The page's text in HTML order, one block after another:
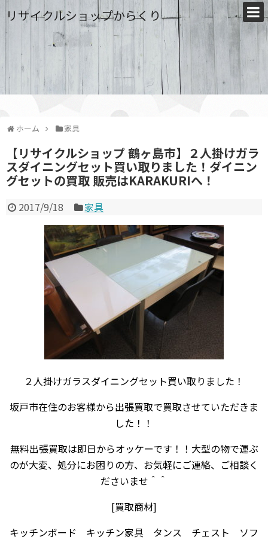
リサイクルショップからくり
ホーム 家具
【リサイクルショップ 鶴ヶ島市】２人掛けガラ
スダイニングセット買い取りました！ダイニン
グセットの買取 販売はKARAKURIへ！
2017/9/18 家具
２人掛けガラスダイニングセット買い取りました！
坂戸市在住のお客様から出張買取で買取させていただきま
した！！
無料出張買取は即日からオッケーです！！大型の物で運ぶ
のが大変、処分にお困りの方、お気軽にご連絡、ご相談く
ださいませ＾＾
[買取商材]
キッチンボード キッチン家具 タンス チェスト ソフ